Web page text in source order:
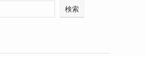
検索